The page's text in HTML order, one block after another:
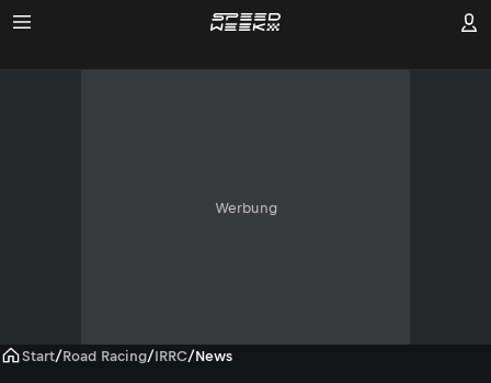
Werbung
Start/Road Racing/IRRC/News